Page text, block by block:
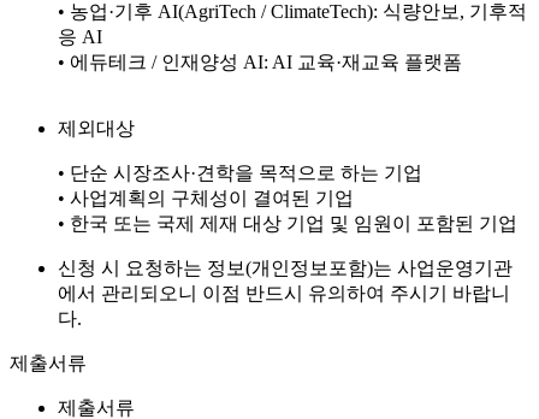
• 농업·기후 AI(AgriTech / ClimateTech): 식량안보, 기후적
응 AI
• 에듀테크 / 인재양성 AI: AI 교육·재교육 플랫폼
제외대상
• 단순 시장조사·견학을 목적으로 하는 기업
• 사업계획의 구체성이 결여된 기업
• 한국 또는 국제 제재 대상 기업 및 임원이 포함된 기업
신청 시 요청하는 정보(개인정보포함)는 사업운영기관
에서 관리되오니 이점 반드시 유의하여 주시기 바랍니
다.
제출서류
제출서류